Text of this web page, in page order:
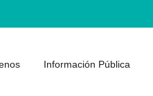
Información Pública